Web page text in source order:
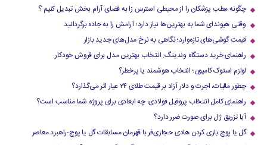
چگونه مطب پزشکان را از محیطی استرس زا به فضای آرام بخش تبدیل کنیم ؟
وقتی هیوندای شما به بهترین‌ها نیاز دارد؛ آرامش را به جاده برگردانید
قیمت گوشی‌های تازه‌وارد؛ نگاهی به نرخ مدل‌های جدید بازار
راهنمای خرید دستگاه وندینگ: انتخاب بهترین مدل برای فروش خودکار
لوازم استوک کامیون؛ انتخاب هوشمند یا پرخطر؟
چطور مالیات، اجرت و دلار آزاد بر قیمت طلای ۲۴ عیار اثر می‌گذارد؟
راهنمای کامل انتخاب پروفیل فولادی: چه ابعادی برای پروژه شما مناسب است؟
آیا تزریق ژل برای صورت ضرر دارد​؟
گل یا پوچ بازی کردن هادی حجازی‌فر با قهرمان مسابقات گل یا پوچ-راهبرد معاصر